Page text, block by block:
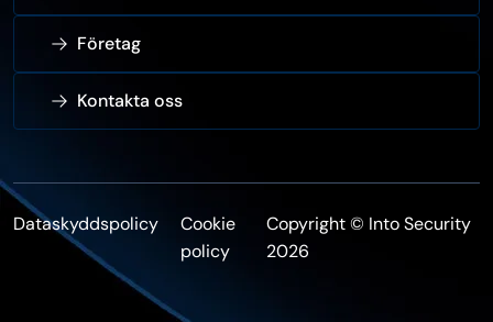
Företag
Kontakta oss
Dataskyddspolicy
Cookie
policy
Copyright © Into Security
2026